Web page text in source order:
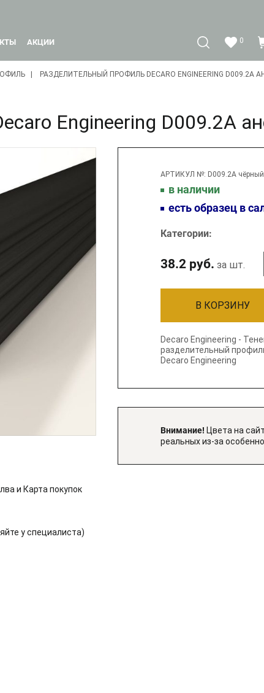
АКЦИИ 0
РАЗДЕЛИТЕЛЬНЫЙ ПРОФИЛЬ DECARO ENGINEERING
Engineering D009.2А
и Карта покупок
у специалиста)
АРТИКУЛ №: D009.2А чёрный
в наличии
есть образец в
Категории:
38.2 руб. за шт.
В КОРЗИНУ
Decaro Engineering -
разделительный
Decaro Engineering
Внимание! Цвета на
реальных из-за